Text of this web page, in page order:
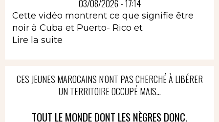
03/08/2026 - 17:14
Cette vidéo montrent ce que signifie être
noir à Cuba et Puerto- Rico et
Lire la suite
CES JEUNES MAROCAINS N'ONT PAS CHERCHÉ À LIBÉRER
UN TERRITOIRE OCCUPÉ MAIS...
TOUT LE MONDE DONT LES NÈGRES DONC.